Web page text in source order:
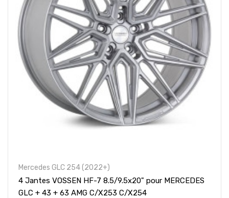
Mercedes GLC 254 (2022+)
4 Jantes VOSSEN HF-7 8.5/9.5x20" pour MERCEDES
GLC + 43 + 63 AMG C/X253 C/X254